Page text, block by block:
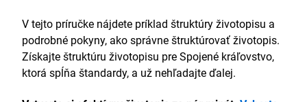
V tejto príručke nájdete príklad štruktúry životopisu a
podrobné pokyny, ako správne štruktúrovať životopis.
Získajte štruktúru životopisu pre Spojené kráľovstvo,
ktorá spĺňa štandardy, a už nehľadajte ďalej.